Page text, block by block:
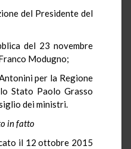
del Presidente del
del 23 novembre
Modugno;
per la Regione
Stato Paolo Grasso
dei ministri.
in fatto
il 12 ottobre 2015